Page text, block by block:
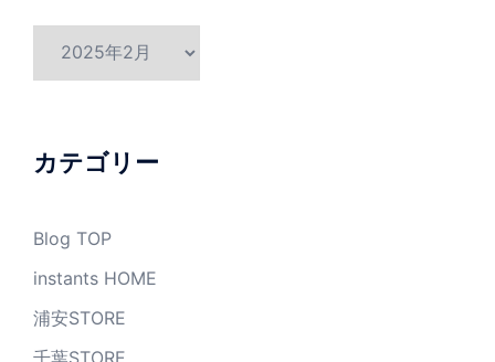
ブ
カテゴリー
Blog TOP
instants HOME
浦安STORE